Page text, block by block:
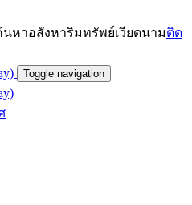
นหาอสังหาริมทรัพย์เวียดนามติด
Toggle navigation